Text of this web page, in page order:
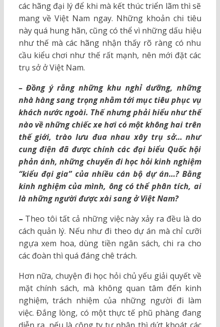
các hãng đại lý để khi mà kết thúc triển lãm thì sẽ
mang về Việt Nam ngay. Những khoản chi tiêu
này quá hung hãn, cũng có thể vì những dấu hiệu
như thế mà các hãng nhận thấy rõ ràng có nhu
cầu kiểu chơi như thế rất mạnh, nên mới đặt các
trụ sở ở Việt Nam.
– Đồng ý rằng những khu nghỉ dưỡng, những
nhà hàng sang trọng nhằm tới mục tiêu phục vụ
khách nước ngoài. Thế nhưng phải hiểu như thế
nào về những chiếc xe hơi có một không hai trên
thế giới, trào lưu đua nhau xây trụ sở… như
cung điện đã được chính các đại biểu Quốc hội
phản ánh, những chuyến đi học hỏi kinh nghiệm
“kiểu đại gia” của nhiều cán bộ dự án…? Bằng
kinh nghiệm của mình, ông có thể phân tích, ai
là những người được xài sang ở Việt Nam?
– Theo tôi tất cả những việc này xảy ra đều là do
cách quản lý. Nếu như đi theo dự án mà chỉ cưỡi
ngựa xem hoa, dùng tiền ngân sách, chi ra cho
các đoàn thì quá đáng chê trách.
Hơn nữa, chuyện đi học hỏi chủ yếu giải quyết về
mặt chính sách, mà không quan tâm đến kinh
nghiệm, trách nhiệm của những người đi làm
việc. Đắng lòng, có một thực tế phũ phàng đang